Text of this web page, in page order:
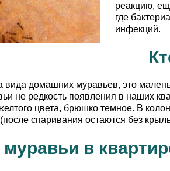
реакцию,
где
инфекций.
вида домашних муравьев, это
не редкость появления в наших
цвета, брюшко темное. В
спаривания остаются без
в